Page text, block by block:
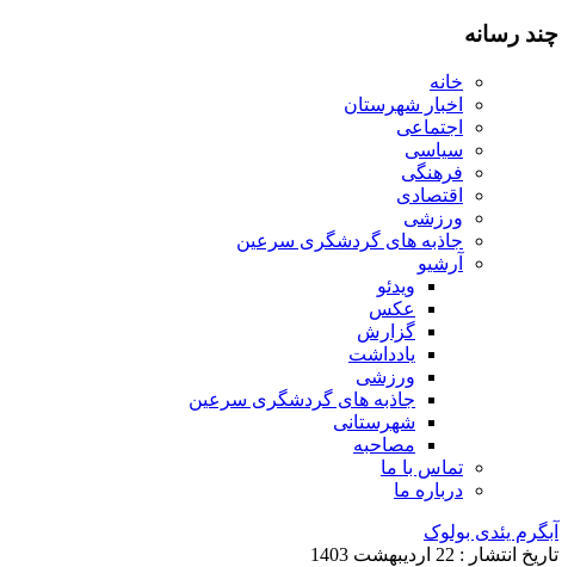
چند رسانه
خانه
اخبار شهرستان
اجتماعی
سیاسی
فرهنگی
اقتصادی
ورزشی
جاذبه های گردشگری سرعین
آرشیو
ویدئو
عکس
گزارش
یادداشت
ورزشی
جاذبه های گردشگری سرعین
شهرستانی
مصاحبه
تماس با ما
درباره ما
آبگرم یئدی بولوک
تاریخ انتشار : 22 اردیبهشت 1403